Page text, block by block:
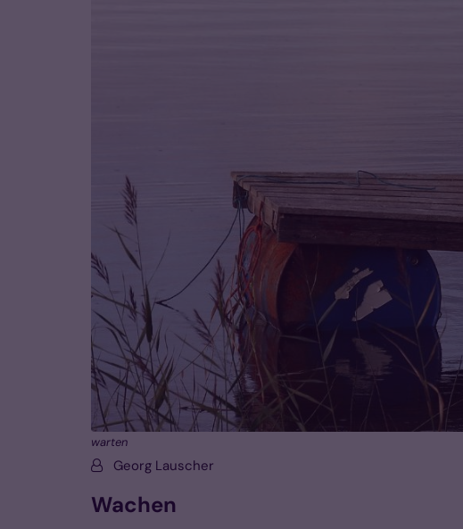
warten
Von:Georg Lauscher
Wachen